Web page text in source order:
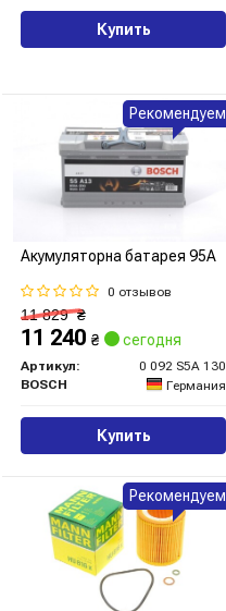
Купить
Акумуляторна батарея 95А
0 отзывов
11 829₴
11 240 ₴ сегодня
Артикул:
0 092 S5A 130
BOSCH
Германия
Купить
Рекомендуем
Рекомендуем